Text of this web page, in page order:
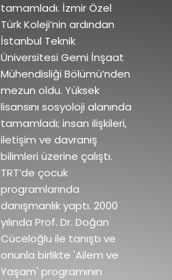
tamamladı. İzmir Özel
Türk Koleji’nin ardından
İstanbul Teknik
Üniversitesi Gemi İnşaat
Mühendisliği Bölümü’nden
mezun oldu. Yüksek
lisansını sosyoloji alanında
tamamladı; insan ilişkileri,
iletişim ve davranış
bilimleri üzerine çalıştı.
TRT’de çocuk
programlarında
danışmanlık yaptı. 2000
yılında Prof. Dr. Doğan
Cüceloğlu ile tanıştı ve
onunla birlikte 'Ailem ve
Yaşam' programının